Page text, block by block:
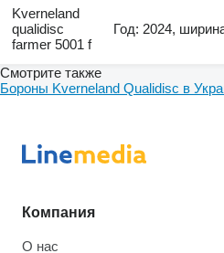
Kverneland
qualidisc
farmer 5001 f
Год: 2024,
Смотрите также
Бороны Kverneland Qualidisc в
Компания
О нас